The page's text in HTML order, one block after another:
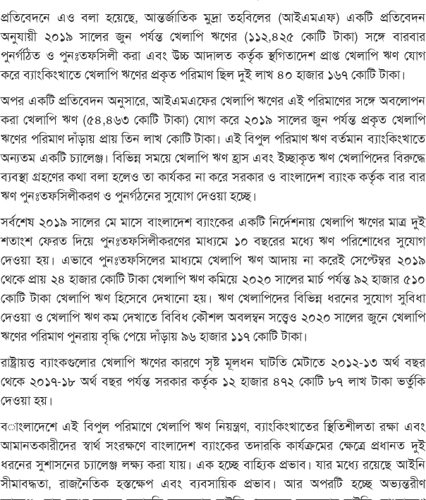
প্রতিবেদনে এও বলা হয়েছে, আন্তর্জাতিক মুদ্রা তহবিলের (আইএমএফ) একটি প্রতিবেদন
অনুযায়ী ২০১৯ সালের জুন পর্যন্ত খেলাপি ঋণের (১১২,৪২৫ কোটি টাকা) সঙ্গে বারবার
পুনর্গঠিত ও পুনঃতফসিলী করা এবং উচ্চ আদালত কর্তৃক স্থগিতাদেশ প্রাপ্ত খেলাপি ঋণ যোগ
করে ব্যাংকিংখাতে খেলাপি ঋণের প্রকৃত পরিমাণ ছিল দুই লাখ ৪০ হাজার ১৬৭ কোটি টাকা।
অপর একটি প্রতিবেদন অনুসারে, আইএমএফের খেলাপি ঋণের এই পরিমাণের সঙ্গে অবলোপন
করা খেলাপি ঋণ (৫৪,৪৬৩ কোটি টাকা) যোগ করে ২০১৯ সালের জুন পর্যন্ত প্রকৃত খেলাপি
ঋণের পরিমাণ দাঁড়ায় প্রায় তিন লাখ কোটি টাকা। এই বিপুল পরিমাণ ঋণ বর্তমান ব্যাংকিংখাতে
অন্যতম একটি চ্যালেঞ্জ। বিভিন্ন সময়ে খেলাপি ঋণ হ্রাস এবং ইচ্ছাকৃত ঋণ খেলাপিদের বিরুদ্ধে
ব্যবস্থা গ্রহণের কথা বলা হলেও তা কার্যকর না করে সরকার ও বাংলাদেশ ব্যাংক কর্তৃক বার বার
ঋণ পুনঃতফসিলীকরণ ও পুনর্গঠনের সুযোগ দেওয়া হচ্ছে।
সর্বশেষ ২০১৯ সালের মে মাসে বাংলাদেশ ব্যাংকের একটি নির্দেশনায় খেলাপি ঋণের মাত্র দুই
শতাংশ ফেরত দিয়ে পুনঃতফসিলীকরণের মাধ্যমে ১০ বছরের মধ্যে ঋণ পরিশোধের সুযোগ
দেওয়া হয়। এভাবে পুনঃতফসিলের মাধ্যমে খেলাপি ঋণ আদায় না করেই সেপ্টেম্বর ২০১৯
থেকে প্রায় ২৪ হাজার কোটি টাকা খেলাপি ঋণ কমিয়ে ২০২০ সালের মার্চ পর্যন্ত ৯২ হাজার ৫১০
কোটি টাকা খেলাপি ঋণ হিসেবে দেখানো হয়। ঋণ খেলাপিদের বিভিন্ন ধরনের সুযোগ সুবিধা
দেওয়া ও খেলাপি ঋণ কম দেখাতে বিবিধ কৌশল অবলম্বন সত্ত্বেও ২০২০ সালের জুনে খেলাপি
ঋণের পরিমাণ পুনরায় বৃদ্ধি পেয়ে দাঁড়ায় ৯৬ হাজার ১১৭ কোটি টাকা।
রাষ্ট্রায়ত্ত ব্যাংকগুলোর খেলাপি ঋণের কারণে সৃষ্ট মূলধন ঘাটতি মেটাতে ২০১২-১৩ অর্থ বছর
থেকে ২০১৭-১৮ অর্থ বছর পর্যন্ত সরকার কর্তৃক ১২ হাজার ৪৭২ কোটি ৮৭ লাখ টাকা ভর্তুকি
দেওয়া হয়।
বাংলাদেশে এই বিপুল পরিমাণে খেলাপি ঋণ নিয়ন্ত্রণ, ব্যাংকিংখাতের স্থিতিশীলতা রক্ষা এবং
আমানতকারীদের স্বার্থ সংরক্ষণে বাংলাদেশ ব্যাংকের তদারকি কার্যক্রমের ক্ষেত্রে প্রধানত দুই
ধরনের সুশাসনের চ্যালেঞ্জ লক্ষ্য করা যায়। এক হচ্ছে বাহ্যিক প্রভাব। যার মধ্যে রয়েছে আইনি
সীমাবদ্ধতা, রাজনৈতিক হস্তক্ষেপ এবং ব্যবসায়িক প্রভাব। আর অপরটি হচ্ছে অভ্যন্তরীণ